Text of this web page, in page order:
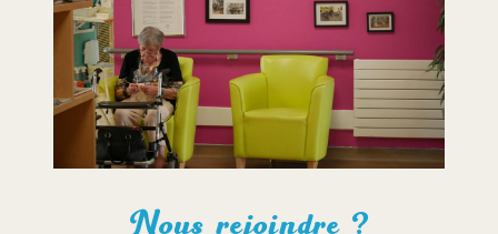
Nous rejoindre ?